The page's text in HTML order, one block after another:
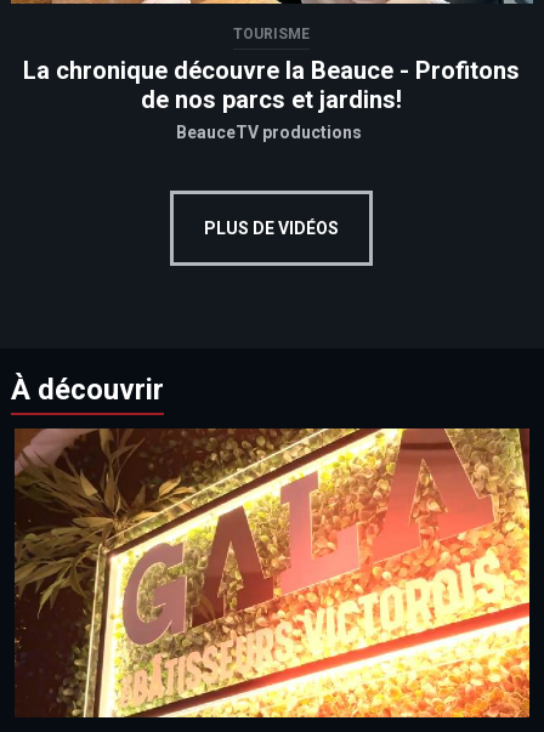
TOURISME
La chronique découvre la Beauce - Profitons
de nos parcs et jardins!
BeauceTV productions
PLUS DE VIDÉOS
À découvrir